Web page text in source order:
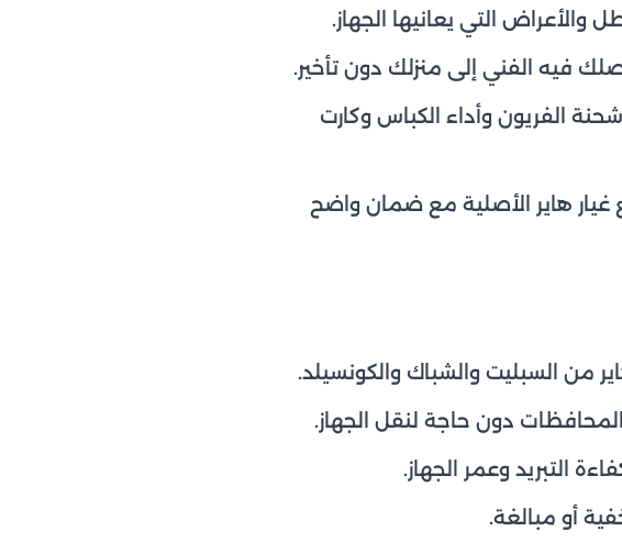
التي يعانيها الجهاز.
فيه الفني إلى منزلك دون تأخير.
الفريون وأداء الكباس وكارت
غيار هاير الأصلية مع ضمان واضح
من السبليت والشباك والكونسيلد.
دون حاجة لنقل الجهاز.
التبريد وعمر الجهاز.
أو مبالغة.